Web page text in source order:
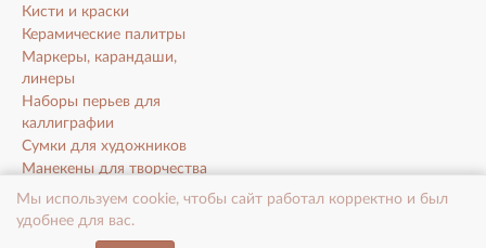
Мы используем cookie, чтобы сайт работал корректно и был
удобнее для вас.
Кисти и краски
Керамические палитры
Маркеры, карандаши,
линеры
Наборы перьев для
каллиграфии
Сумки для художников
Манекены для творчества
Холсты на подрамнике
Аксессуары для